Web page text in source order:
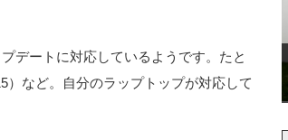
デートに対応しているようです。たと
）など。自分のラップトップが対応して